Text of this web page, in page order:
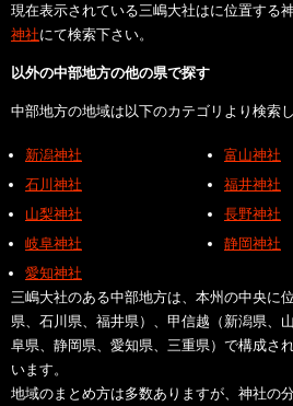
現在表示されている三嶋大社はに位置する
神社にて検索下さい。
以外の中部地方の他の県で探す
中部地方の地域は以下のカテゴリより検索
新潟神社
富山神社
石川神社
福井神社
山梨神社
長野神社
岐阜神社
静岡神社
愛知神社
三嶋大社のある中部地方は、本州の中央に
県、石川県、福井県）、甲信越（新潟県、
阜県、静岡県、愛知県、三重県）で構成さ
います。
地域のまとめ方は多数ありますが、神社の